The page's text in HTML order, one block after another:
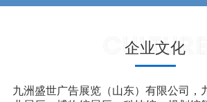
Culture
企业文化
九洲盛世广告展览（山东）有限公司，